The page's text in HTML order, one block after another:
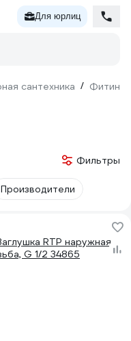
Для юрлиц
сантехника / Фитинги
Фильтры
Производители